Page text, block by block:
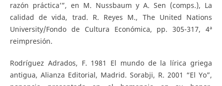
razón práctica’”, en M. Nussbaum y A. Sen (comps.), La
calidad de vida, trad. R. Reyes M., The United Nations
University/Fondo de Cultura Económica, pp. 305-317, 4ª
reimpresión.
Rodríguez Adrados, F. 1981 El mundo de la lírica griega
antigua, Alianza Editorial, Madrid. Sorabji, R. 2001 “El Yo”,